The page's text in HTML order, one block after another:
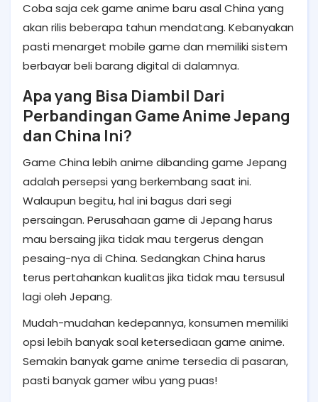
Coba saja cek game anime baru asal China yang
akan rilis beberapa tahun mendatang. Kebanyakan
pasti menarget mobile game dan memiliki sistem
berbayar beli barang digital di dalamnya.
Apa yang Bisa Diambil Dari
Perbandingan Game Anime Jepang
dan China Ini?
Game China lebih anime dibanding game Jepang
adalah persepsi yang berkembang saat ini.
Walaupun begitu, hal ini bagus dari segi
persaingan. Perusahaan game di Jepang harus
mau bersaing jika tidak mau tergerus dengan
pesaing-nya di China. Sedangkan China harus
terus pertahankan kualitas jika tidak mau tersusul
lagi oleh Jepang.
Mudah-mudahan kedepannya, konsumen memiliki
opsi lebih banyak soal ketersediaan game anime.
Semakin banyak game anime tersedia di pasaran,
pasti banyak gamer wibu yang puas!